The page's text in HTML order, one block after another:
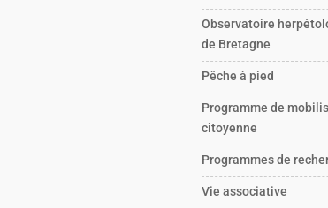
Observatoire
de Bretagne
Pêche à pied
Programme de
citoyenne
Programmes de
Vie associative